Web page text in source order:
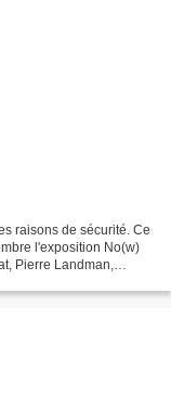
raisons de sécurité. Ce
l'exposition No(w)
Pierre Landman,